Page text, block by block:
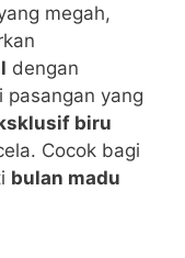
megah,
dengan
pasangan yang
biru
Cocok bagi
bulan madu